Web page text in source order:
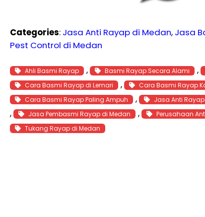
Categories: Jasa Anti Rayap di Medan, Jasa
Pest Control di Medan
Ahli Basmi Rayap , Basmi Rayap Secara Alami ,
Cara Basmi Rayap di Lemari , Cara Basmi Rayap
Cara Basmi Rayap Paling Ampuh , Jasa Anti
, Jasa Pembasmi Rayap di Medan , Perusahaan
Tukang Rayap di Medan